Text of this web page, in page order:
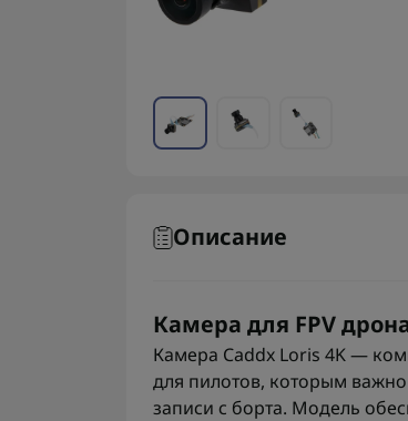
Описание
Камера для FPV
Камера Caddx Loris 4K —
для пилотов, которым важно
записи с борта. Модель